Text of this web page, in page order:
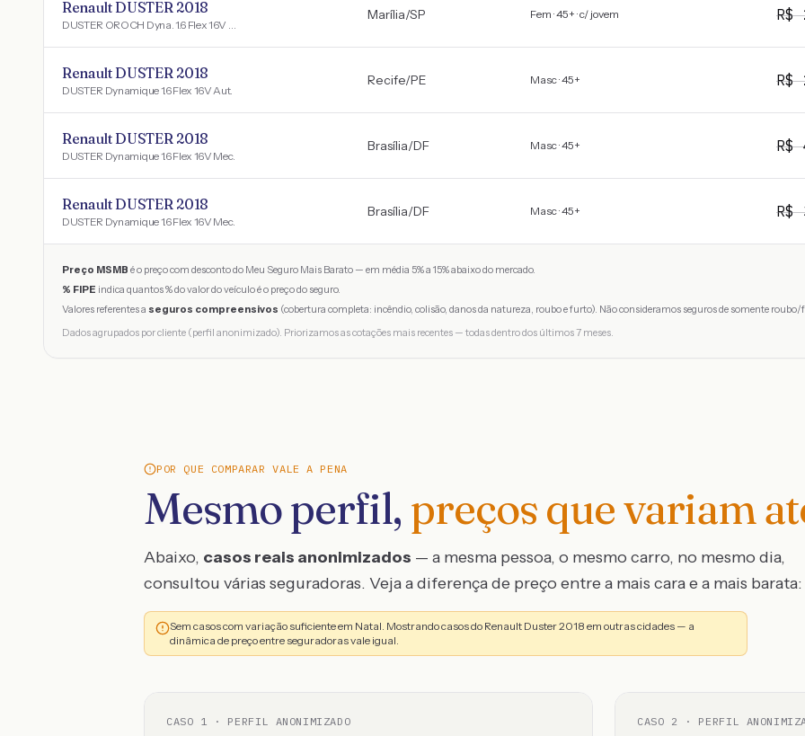
Renault DUSTER 2018
DUSTER OROCH Dyna. 1.6 Flex 16V Mec.
Marília/SP Fem · 45+ · c/ jovem R$
Renault DUSTER 2018
DUSTER Dynamique 1.6 Flex 16V Aut.
Recife/PE Masc · 45+ R$
Renault DUSTER 2018
DUSTER Dynamique 1.6 Flex 16V Mec.
Brasília/DF Masc · 45+ R$
Renault DUSTER 2018
DUSTER Dynamique 1.6 Flex 16V Mec.
Brasília/DF Masc · 45+ R$
Preço MSMB é o preço com desconto do Meu Seguro Mais Barato — em média 5% a 15% abaixo do mercado.
% FIPE indica quantos % do valor do veículo é o preço do seguro.
Valores referentes a seguros compreensivos (cobertura completa: incêndio, colisão, danos da natureza, roubo e furto). Não consideramos seguros de somente
Dados agrupados por cliente (perfil anonimizado). Priorizamos as cotações mais recentes — todas dentro dos últimos 7 meses.
POR QUE COMPARAR VALE A PENA
Mesmo perfil, preços que variam
Abaixo, casos reais anonimizados — a mesma pessoa, o mesmo carro, no mesmo dia,
consultou várias seguradoras. Veja a diferença de preço entre a mais cara e a mais barata:
Sem casos com variação suficiente em Natal. Mostrando casos do Renault Duster 2018 em outras cidades — a
dinâmica de preço entre seguradoras vale igual.
CASO 1 · PERFIL ANONIMIZADO CASO 2 · PERFIL